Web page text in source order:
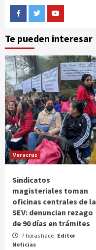
FacebookTwitterYoutube
Te pueden interesar
Veracruz
Sindicatos
magisteriales toman
oficinas centrales de la
SEV: denuncian rezago
de 90 días en trámites
7 horas hace Editor
Noticias